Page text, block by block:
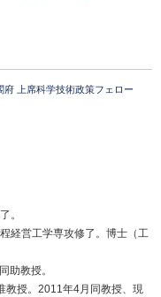
上席科学技術政策フェロー
。
経営工学専攻修了。博士（工
助教授。
教授。2011年4月同教授、現